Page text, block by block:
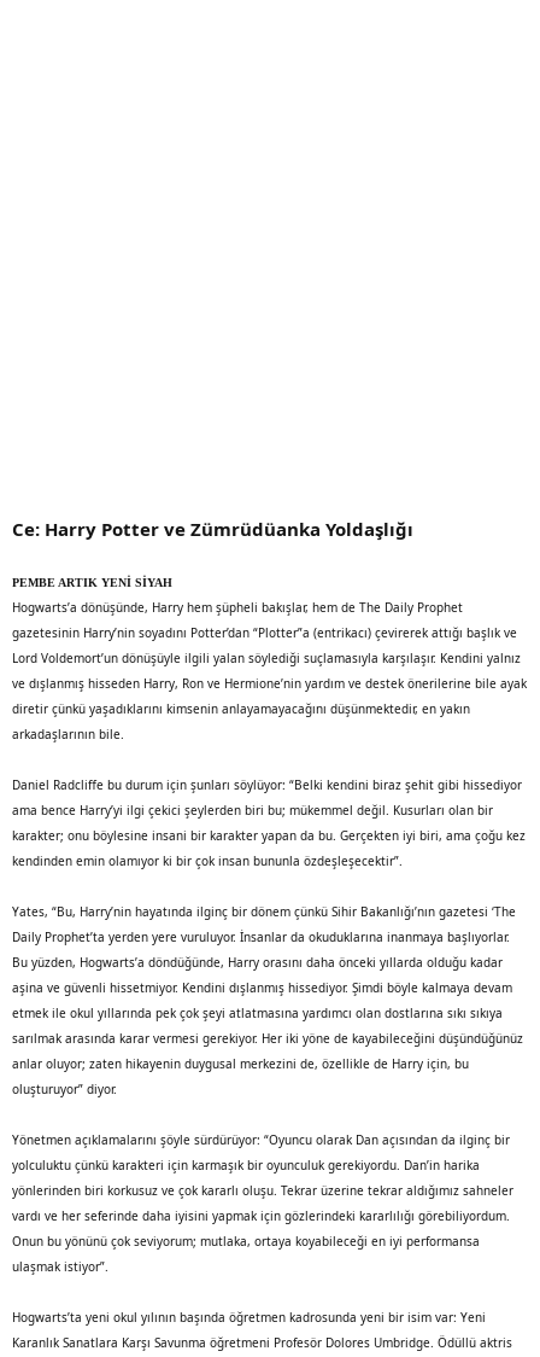
Ce: Harry Potter ve Zümrüdüanka Yoldaşlığı
PEMBE ARTIK YENİ SİYAH
Hogwarts’a dönüşünde, Harry hem şüpheli bakışlar, hem de The Daily Prophet
gazetesinin Harry’nin soyadını Potter’dan “Plotter”a (entrikacı) çevirerek attığı başlık ve
Lord Voldemort’un dönüşüyle ilgili yalan söylediği suçlamasıyla karşılaşır. Kendini yalnız
ve dışlanmış hisseden Harry, Ron ve Hermione’nin yardım ve destek önerilerine bile ayak
diretir çünkü yaşadıklarını kimsenin anlayamayacağını düşünmektedir, en yakın
arkadaşlarının bile.
Daniel Radcliffe bu durum için şunları söylüyor: “Belki kendini biraz şehit gibi hissediyor
ama bence Harry’yi ilgi çekici şeylerden biri bu; mükemmel değil. Kusurları olan bir
karakter; onu böylesine insani bir karakter yapan da bu. Gerçekten iyi biri, ama çoğu kez
kendinden emin olamıyor ki bir çok insan bununla özdeşleşecektir”.
Yates, “Bu, Harry’nin hayatında ilginç bir dönem çünkü Sihir Bakanlığı’nın gazetesi ‘The
Daily Prophet’ta yerden yere vuruluyor. İnsanlar da okuduklarına inanmaya başlıyorlar.
Bu yüzden, Hogwarts’a döndüğünde, Harry orasını daha önceki yıllarda olduğu kadar
aşina ve güvenli hissetmiyor. Kendini dışlanmış hissediyor. Şimdi böyle kalmaya devam
etmek ile okul yıllarında pek çok şeyi atlatmasına yardımcı olan dostlarına sıkı sıkıya
sarılmak arasında karar vermesi gerekiyor. Her iki yöne de kayabileceğini düşündüğünüz
anlar oluyor; zaten hikayenin duygusal merkezini de, özellikle de Harry için, bu
oluşturuyor” diyor.
Yönetmen açıklamalarını şöyle sürdürüyor: “Oyuncu olarak Dan açısından da ilginç bir
yolculuktu çünkü karakteri için karmaşık bir oyunculuk gerekiyordu. Dan’in harika
yönlerinden biri korkusuz ve çok kararlı oluşu. Tekrar üzerine tekrar aldığımız sahneler
vardı ve her seferinde daha iyisini yapmak için gözlerindeki kararlılığı görebiliyordum.
Onun bu yönünü çok seviyorum; mutlaka, ortaya koyabileceği en iyi performansa
ulaşmak istiyor”.
Hogwarts’ta yeni okul yılının başında öğretmen kadrosunda yeni bir isim var: Yeni
Karanlık Sanatlara Karşı Savunma öğretmeni Profesör Dolores Umbridge. Ödüllü aktris